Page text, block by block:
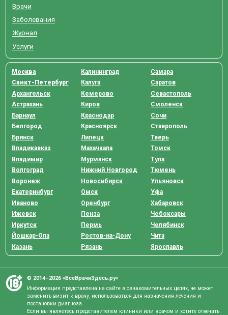
Врачи
Заболевания
Журнал
Услуги
Москва
Санкт-Петербург
Архангельск
Астрахань
Барнаул
Белгород
Брянск
Владикавказ
Владимир
Волгоград
Воронеж
Екатеринбург
Иваново
Ижевск
Иркутск
Йошкар-Ола
Казань
Калининград
Калуга
Кемерово
Киров
Краснодар
Красноярск
Липецк
Махачкала
Мурманск
Нижний Новгород
Новосибирск
Омск
Оренбург
Пенза
Пермь
Ростов-на-Дону
Рязань
Самара
Саратов
Севастополь
Смоленск
Сочи
Ставрополь
Тверь
Томск
Тула
Тюмень
Ульяновск
Уфа
Хабаровск
Чебоксары
Челябинск
Чита
Ярославль
© 2014–2026 «ВсеВрачиЗдесь.ру»
Информация представлена на сайте в ознакомительных целях, не может
заменить визит к врачу, использоваться для назначения лечения и
постановки диагноза.
Если вы являетесь представителем клиники или врачом и хотите отвечать